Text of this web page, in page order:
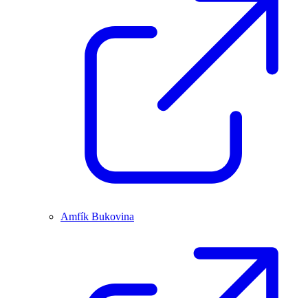
Amfík Bukovina